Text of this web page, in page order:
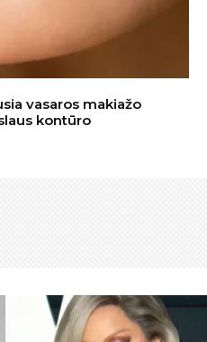
vasaros makiažo
kontūro